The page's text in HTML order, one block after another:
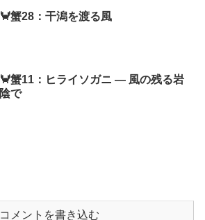
🦀蟹28：干潟を渡る風
🦀蟹11：ヒライソガニ ― 風の残る岩
陰で
コメントを書き込む